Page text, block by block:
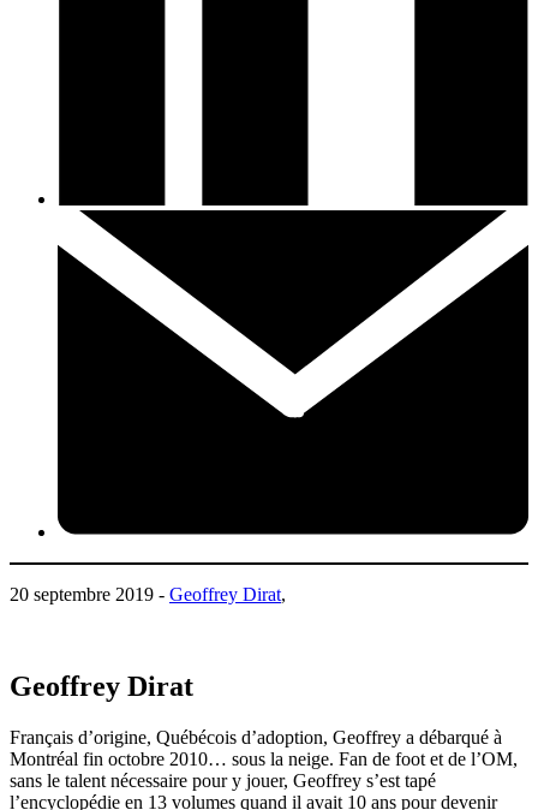
20 septembre 2019 - Geoffrey Dirat,
Geoffrey Dirat
Français d’origine, Québécois d’adoption, Geoffrey a débarqué à
Montréal fin octobre 2010… sous la neige. Fan de foot et de l’OM,
sans le talent nécessaire pour y jouer, Geoffrey s’est tapé
l’encyclopédie en 13 volumes quand il avait 10 ans pour devenir